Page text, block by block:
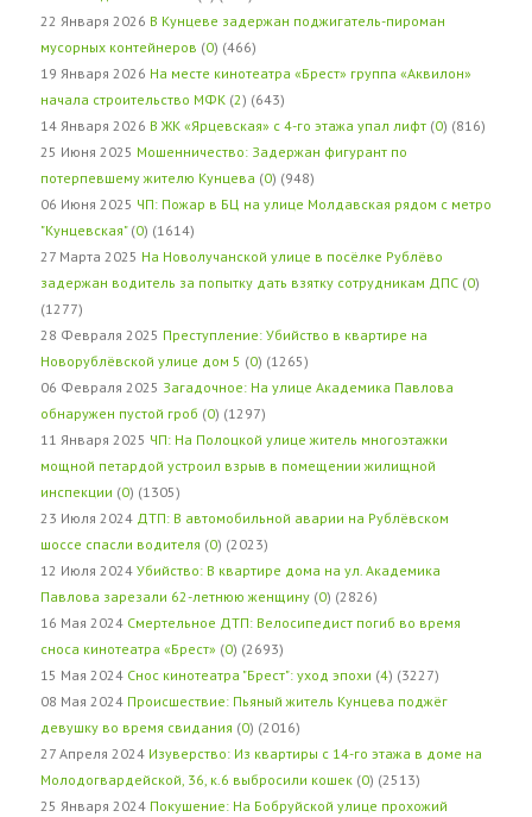
22 Января 2026 В Кунцеве задержан поджигатель-пироман
мусорных контейнеров (0) (466)
19 Января 2026 На месте кинотеатра «Брест» группа «Аквилон»
начала строительство МФК (2) (643)
14 Января 2026 В ЖК «Ярцевская» с 4-го этажа упал лифт (0) (816)
25 Июня 2025 Мошенничество: Задержан фигурант по
потерпевшему жителю Кунцева (0) (948)
06 Июня 2025 ЧП: Пожар в БЦ на улице Молдавская рядом с метро
"Кунцевская" (0) (1614)
27 Марта 2025 На Новолучанской улице в посёлке Рублёво
задержан водитель за попытку дать взятку сотрудникам ДПС (0)
(1277)
28 Февраля 2025 Преступление: Убийство в квартире на
Новорублёвской улице дом 5 (0) (1265)
06 Февраля 2025 Загадочное: На улице Академика Павлова
обнаружен пустой гроб (0) (1297)
11 Января 2025 ЧП: На Полоцкой улице житель многоэтажки
мощной петардой устроил взрыв в помещении жилищной
инспекции (0) (1305)
23 Июля 2024 ДТП: В автомобильной аварии на Рублёвском
шоссе спасли водителя (0) (2023)
12 Июля 2024 Убийство: В квартире дома на ул. Академика
Павлова зарезали 62-летнюю женщину (0) (2826)
16 Мая 2024 Смертельное ДТП: Велосипедист погиб во время
сноса кинотеатра «Брест» (0) (2693)
15 Мая 2024 Снос кинотеатра "Брест": уход эпохи (4) (3227)
08 Мая 2024 Происшествие: Пьяный житель Кунцева поджёг
девушку во время свидания (0) (2016)
27 Апреля 2024 Изуверство: Из квартиры с 14-го этажа в доме на
Молодогвардейской, 36, к.6 выбросили кошек (0) (2513)
25 Января 2024 Покушение: На Бобруйской улице прохожий